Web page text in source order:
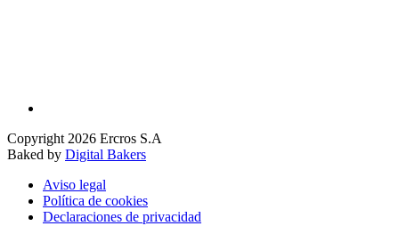
Copyright 2026 Ercros S.A
Baked by Digital Bakers
Aviso legal
Política de cookies
Declaraciones de privacidad